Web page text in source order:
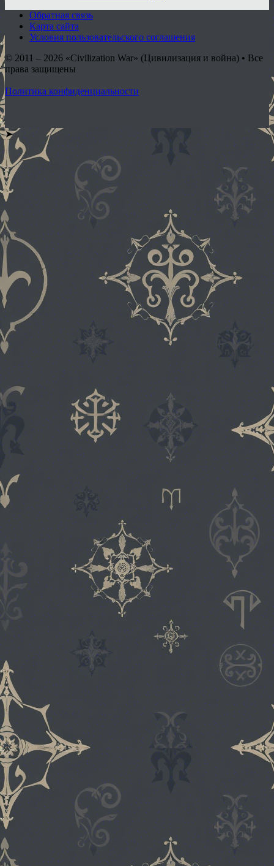
Обратная связь
Карта сайта
Условия пользовательского соглашения
© 2011 – 2026 «Civilization War» (Цивилизация и война) • Все
права защищены
Политика конфиденциальности
➤